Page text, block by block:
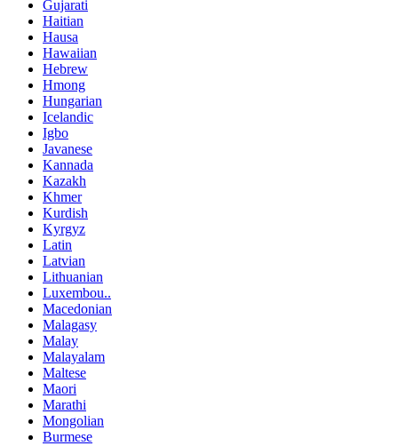
Gujarati
Haitian
Hausa
Hawaiian
Hebrew
Hmong
Hungarian
Icelandic
Igbo
Javanese
Kannada
Kazakh
Khmer
Kurdish
Kyrgyz
Latin
Latvian
Lithuanian
Luxembou..
Macedonian
Malagasy
Malay
Malayalam
Maltese
Maori
Marathi
Mongolian
Burmese